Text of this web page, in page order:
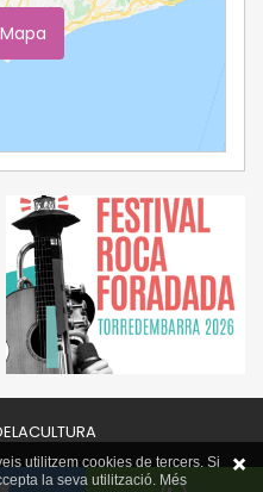
utilitzem cookies de tercers. Si
la seva utilització. Més